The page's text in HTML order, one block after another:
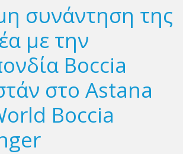
συνάντηση της
με την
Boccia
στο Astana
Boccia